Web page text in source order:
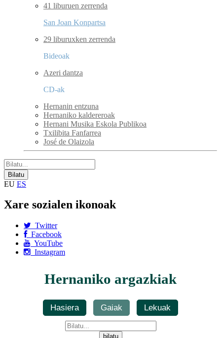
41 liburuen zerrenda
San Joan Konpartsa
29 liburuxken zerrenda
Bideoak
Azeri dantza
CD-ak
Hernanin entzuna
Hernaniko kaldereroak
Hernani Musika Eskola Publikoa
Txilibita Fanfarrea
José de Olaizola
EU ES
Xare sozialen ikonoak
Twitter
Facebook
YouTube
Instagram
Hernaniko argazkiak
Hasiera Gaiak Lekuak